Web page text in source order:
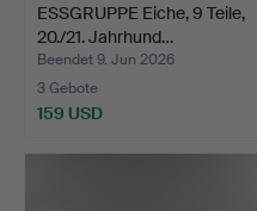
ESSGRUPPE Eiche, 9 Teile,
20./21. Jahrhund…
Beendet 9. Jun 2026
3 Gebote
159 USD